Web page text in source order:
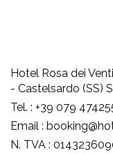
Hotel Rosa dei
- Castelsardo (SS)
Tel. : +39 079
Email :
N. TVA :